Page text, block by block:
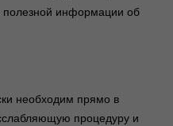
полезной информации об
необходим прямо в
процедуру и